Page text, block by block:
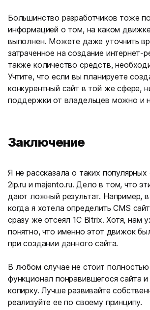
Большинство разработчиков тоже
информацией о том, на каком
выполнен. Можете даже уточнить
затраченное на создание интернет-
также количество средств,
Учтите, что если вы планируете
конкурентный сайт в той же сфере,
поддержки от владельцев можно и
Заключение
Я не рассказала о таких популярных
2ip.ru и majento.ru. Дело в том, что
дают ложный результат. Например,
когда я хотела определить CMS
сразу же отсеял 1C Bitrix. Хотя, нам
понятно, что именно этот движок
при создании данного сайта.
В любом случае не стоит полностью
функционал понравившегося сайта
копирку. Лучше развивайте
реализуйте ее по своему принципу.